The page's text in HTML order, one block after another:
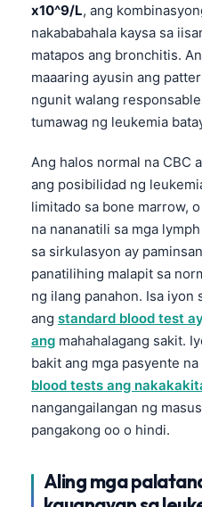
x10^9/L, ang
nakababahala kaysa sa
matapos ang bronchitis.
maaaring ayusin ang
ngunit walang
tumawag ng leukemia
Ang halos normal na CBC
ang posibilidad ng
limitado sa bone marrow,
na nananatili sa mga
sa sirkulasyon ay
panatilihing malapit sa
ng ilang panahon. Isa iyon
ang standard blood test
ang mahahalagang sakit.
bakit ang mga pasyente
blood tests ang
nangangailangan ng
pangakong oo o hindi.
Aling mga